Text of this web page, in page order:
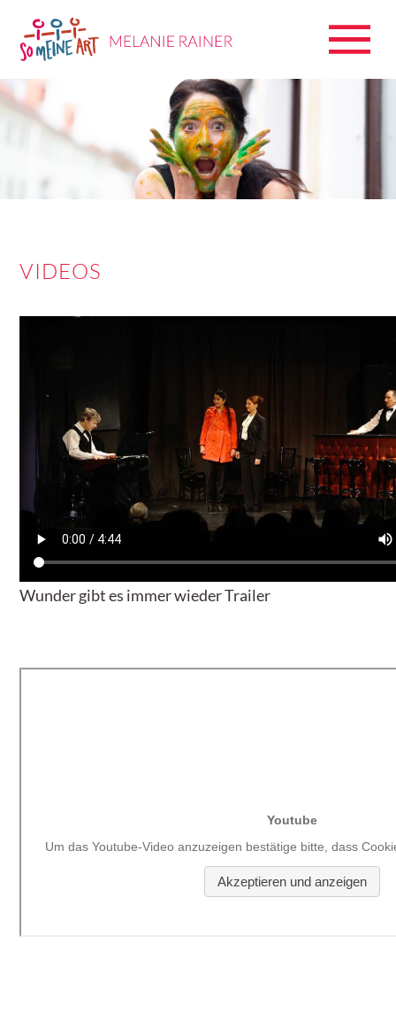
VIDEOS
Wunder gibt es immer wieder Trailer